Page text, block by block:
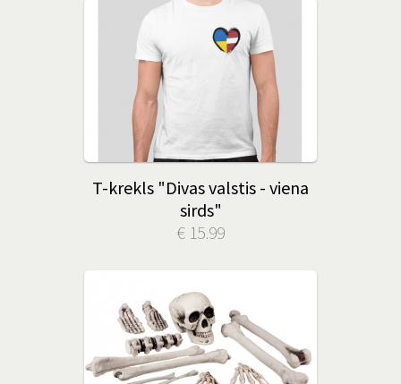
T-krekls "Divas valstis - viena
sirds"
€ 15.99